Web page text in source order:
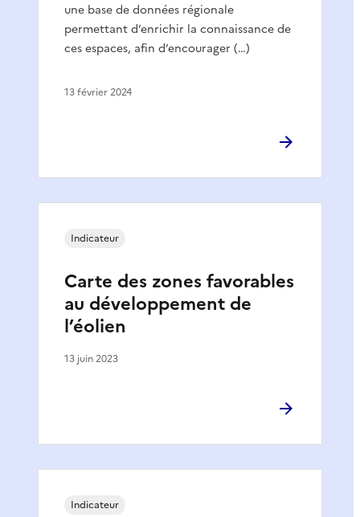
une base de données régionale
permettant d’enrichir la connaissance de
ces espaces, afin d’encourager (…)
13 février 2024
Carte des zones favorables
au développement de
l’éolien
Indicateur
13 juin 2023
Indicateur